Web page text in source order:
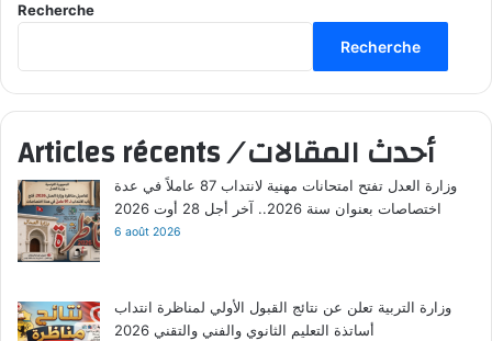
Recherche
Recherche
Articles récents/أحدث المقالات
وزارة العدل تفتح امتحانات مهنية لانتداب 87 عاملاً في عدة
اختصاصات بعنوان سنة 2026.. آخر أجل 28 أوت 2026
6 août 2026
وزارة التربية تعلن عن نتائج القبول الأولي لمناظرة انتداب
أساتذة التعليم الثانوي والفني والتقني 2026